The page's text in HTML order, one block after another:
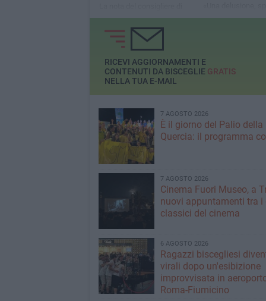
opposizione
«Una delusione,
considerano i
RICEVI AGGIORNAMENTI E
CONTENUTI DA BISCEGLIE GRATIS
NELLA TUA E-MAIL
7 AGOSTO 2026
È il giorno del Palio della
Quercia: il programma
7 AGOSTO 2026
Cinema Fuori Museo, a
nuovi appuntamenti tra i
classici del cinema
6 AGOSTO 2026
Ragazzi biscegliesi
virali dopo un'esibizione
improvvisata in
Roma-Fiumicino